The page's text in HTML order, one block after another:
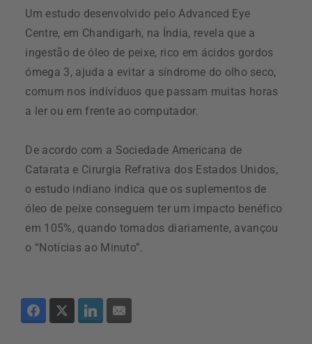
Um estudo desenvolvido pelo Advanced Eye
Centre, em Chandigarh, na Índia, revela que a
ingestão de óleo de peixe, rico em ácidos gordos
ómega 3, ajuda a evitar a síndrome do olho seco,
comum nos indivíduos que passam muitas horas
a ler ou em frente ao computador.
De acordo com a Sociedade Americana de
Catarata e Cirurgia Refrativa dos Estados Unidos,
o estudo indiano indica que os suplementos de
óleo de peixe conseguem ter um impacto benéfico
em 105%, quando tomados diariamente, avançou
o “Notícias ao Minuto”.